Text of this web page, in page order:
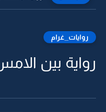
روايات_غرام
رواية بين الامس